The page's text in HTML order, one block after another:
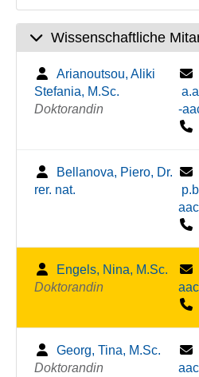
Wissenschaftliche
Arianoutsou, Aliki
Stefania, M.Sc.
Doktorandin
-
Bellanova, Piero, Dr.
rer. nat.
Engels, Nina, M.Sc.
Doktorandin
Georg, Tina, M.Sc.
Doktorandin